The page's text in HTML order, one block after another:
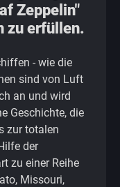
Zeppelin"
zu erfüllen.
- wie die
sind von Luft
an und wird
Geschichte, die
zur totalen
der
zu einer Reihe
Missouri,